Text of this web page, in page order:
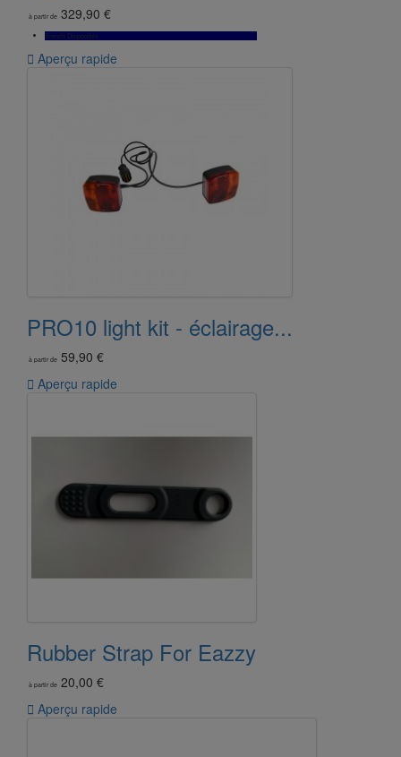
à partir de 329,90 €
Bientôt Disponible
 Aperçu rapide
PRO10 light kit - éclairage...
à partir de 59,90 €
 Aperçu rapide
Rubber Strap For Eazzy
à partir de 20,00 €
 Aperçu rapide